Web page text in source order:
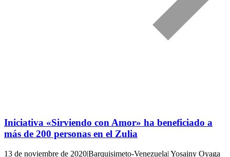
Iniciativa «Sirviendo con Amor» ha beneficiado a
más de 200 personas en el Zulia
13 de noviembre de 2020|Barquisimeto-Venezuela| Yosainy Oyaga